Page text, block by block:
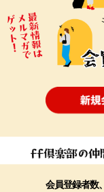
会員登録者数、